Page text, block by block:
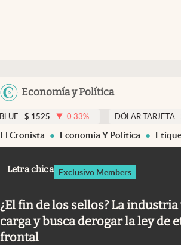
Economía y Política
Members
Economía y Política
Finanzas y Mercados
Columnistas
Otras secciones
-0.33 % DÓLAR TARJETA $ 1976 0.00%
El Cronista Economía Y Política
Letra chica Exclusivo Members
¿El fin de los sellos? La
carga y busca derogar la ley de
frontal